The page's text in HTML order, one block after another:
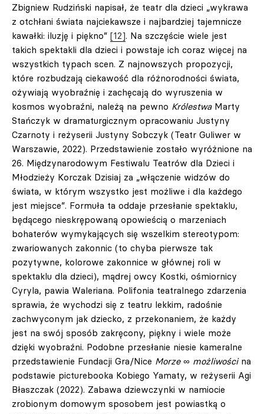
Zbigniew Rudziński napisał, że teatr dla dzieci „wykrawa
z otchłani świata najciekawsze i najbardziej tajemnicze
kawałki: iluzję i piękno” [12]. Na szczęście wiele jest
takich spektakli dla dzieci i powstaje ich coraz więcej na
wszystkich typach scen. Z najnowszych propozycji,
które rozbudzają ciekawość dla różnorodności świata,
ożywiają wyobraźnię i zachęcają do wyruszenia w
kosmos wyobraźni, należą na pewno Królestwa Marty
Stańczyk w dramaturgicznym opracowaniu Justyny
Czarnoty i reżyserii Justyny Sobczyk (Teatr Guliwer w
Warszawie, 2022). Przedstawienie zostało wyróżnione na
26. Międzynarodowym Festiwalu Teatrów dla Dzieci i
Młodzieży Korczak Dzisiaj za „włączenie widzów do
świata, w którym wszystko jest możliwe i dla każdego
jest miejsce”. Formuła ta oddaje przesłanie spektaklu,
będącego nieskrępowaną opowieścią o marzeniach
bohaterów wymykających się wszelkim stereotypom:
zwariowanych zakonnic (to chyba pierwsze tak
pozytywne, kolorowe zakonnice w głównej roli w
spektaklu dla dzieci), mądrej owcy Kostki, ośmiornicy
Cyryla, pawia Waleriana. Polifonia teatralnego zdarzenia
sprawia, że wychodzi się z teatru lekkim, radośnie
zachwyconym jak dziecko, z przekonaniem, że każdy
jest na swój sposób zakręcony, piękny i wiele może
dzięki wyobraźni. Podobne przesłanie niesie kameralne
przedstawienie Fundacji Gra/Nice Morze ∞ możliwościna
podstawie picturebooka Kobiego Yamaty, w reżyserii Agi
Błaszczak (2022). Zabawa dziewczynki w namiocie
zrobionym domowym sposobem jest powiastką o